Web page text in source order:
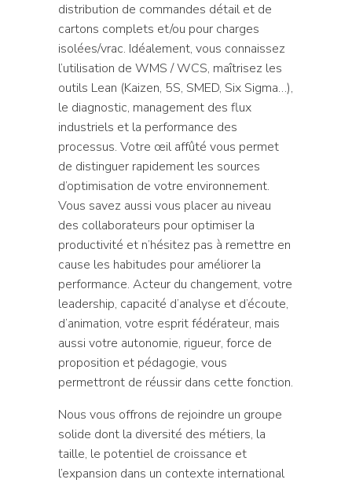
distribution de commandes détail et de
cartons complets et/ou pour charges
isolées/vrac. Idéalement, vous connaissez
l’utilisation de WMS / WCS, maîtrisez les
outils Lean (Kaizen, 5S, SMED, Six Sigma…),
le diagnostic, management des flux
industriels et la performance des
processus. Votre œil affûté vous permet
de distinguer rapidement les sources
d’optimisation de votre environnement.
Vous savez aussi vous placer au niveau
des collaborateurs pour optimiser la
productivité et n’hésitez pas à remettre en
cause les habitudes pour améliorer la
performance. Acteur du changement, votre
leadership, capacité d’analyse et d’écoute,
d’animation, votre esprit fédérateur, mais
aussi votre autonomie, rigueur, force de
proposition et pédagogie, vous
permettront de réussir dans cette fonction.
Nous vous offrons de rejoindre un groupe
solide dont la diversité des métiers, la
taille, le potentiel de croissance et
l’expansion dans un contexte international